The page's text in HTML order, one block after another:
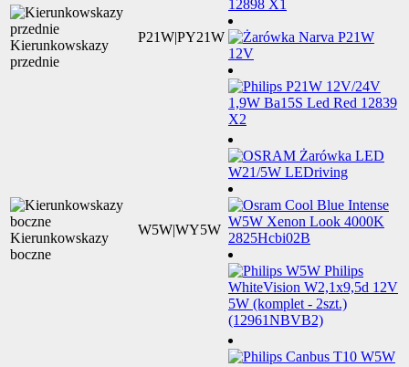
Kierunkowskazy
przednie
P21W|PY21W
Kierunkowskazy
boczne
W5W|WY5W